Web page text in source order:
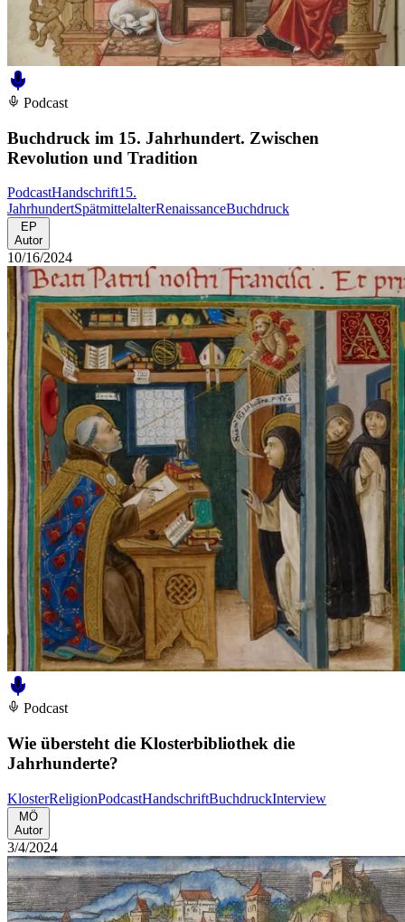
Podcast
Buchdruck im 15. Jahrhundert. Zwischen
Revolution und Tradition
PodcastHandschrift15.
JahrhundertSpätmittelalterRenaissanceBuchdruck
EP
Autor
10/16/2024
Podcast
Wie übersteht die Klosterbibliothek die
Jahrhunderte?
KlosterReligionPodcastHandschriftBuchdruckInterview
MÖ
Autor
3/4/2024